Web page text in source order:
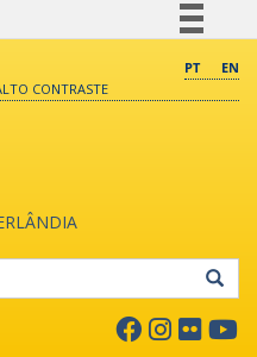
Comunica BR
PT
EN
CONTRASTE